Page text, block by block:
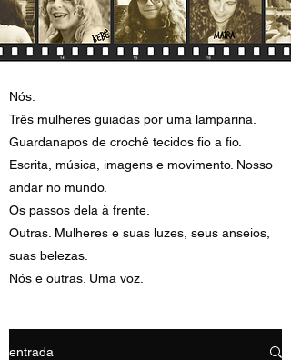
Nós.
Três mulheres guiadas por uma lamparina.
Guardanapos de crochê tecidos fio a fio.
Escrita, música, imagens e movimento. Nosso
andar no mundo.
Os passos dela à frente.
Outras. Mulheres e suas luzes, seus anseios,
suas belezas.
Nós e outras. Uma voz.
entrada